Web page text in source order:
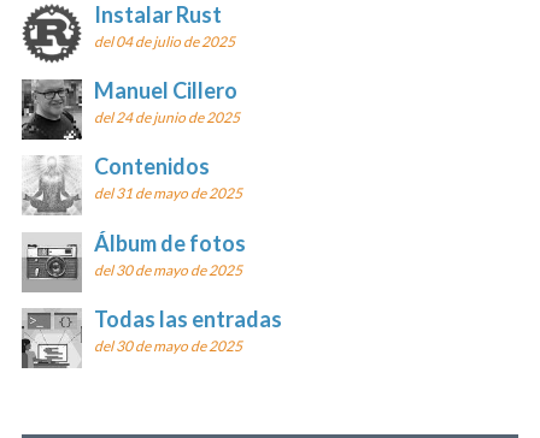
Instalar Rust
del 04 de julio de 2025
Manuel Cillero
del 24 de junio de 2025
Contenidos
del 31 de mayo de 2025
Álbum de fotos
del 30 de mayo de 2025
Todas las entradas
del 30 de mayo de 2025